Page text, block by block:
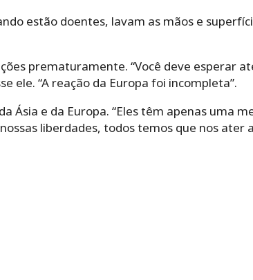
estão doentes, lavam as mãos e
prematuramente. “Você deve esperar
ele. “A reação da Europa foi incompleta”.
Ásia e da Europa. “Eles têm apenas uma
liberdades, todos temos que nos ater